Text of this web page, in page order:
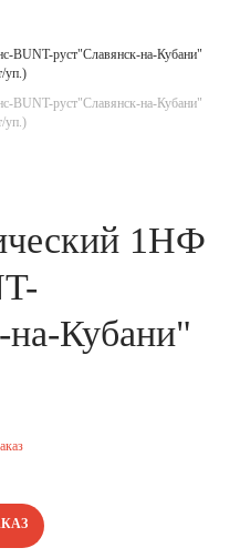
1НФ
на-Кубани"